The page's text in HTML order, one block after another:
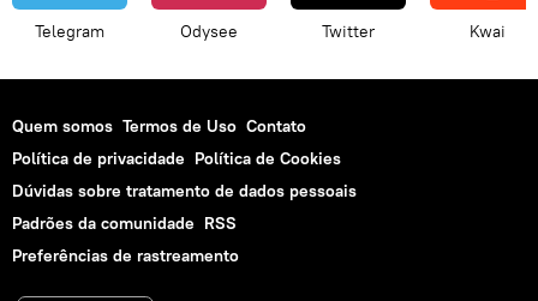
Telegram Odysee Twitter Kwai
Quem somos Termos de Uso Contato
Política de privacidade Política de Cookies
Dúvidas sobre tratamento de dados pessoais
Padrões da comunidade RSS
Preferências de rastreamento